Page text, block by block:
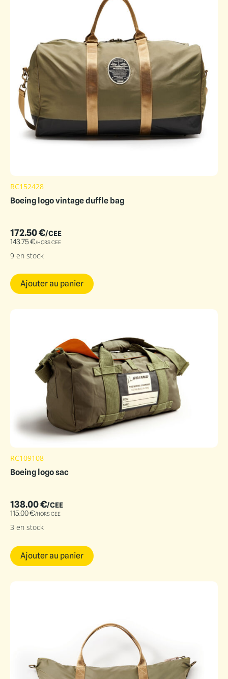
RC152428
Boeing logo vintage duffle bag
172.50€/CEE
143.75€/HORS CEE
9 en stock
Ajouter au panier
RC109108
Boeing logo sac
138.00€/CEE
115.00€/HORS CEE
3 en stock
Ajouter au panier